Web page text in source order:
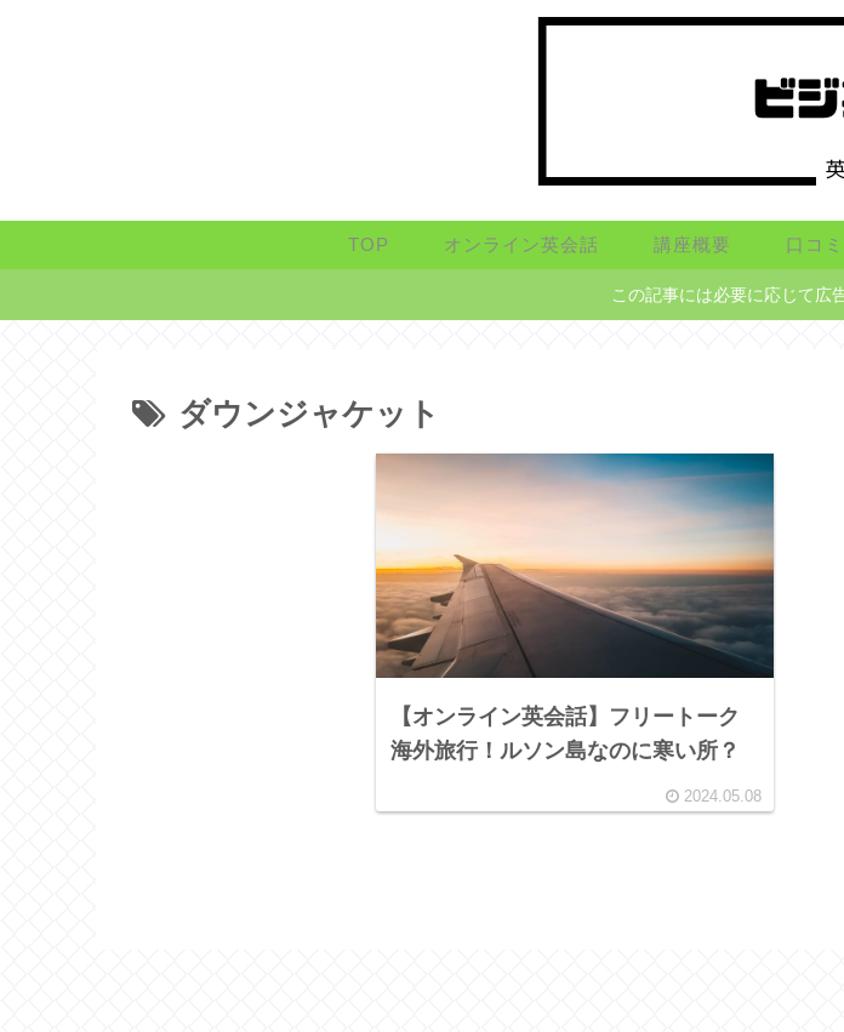
TOP オンライン英会話 講座概要 口コ
この記事には必要に応じて広
ダウンジャケット
【オンライン英会話】フリートーク
海外旅行！ルソン島なのに寒い所？
2024.05.08